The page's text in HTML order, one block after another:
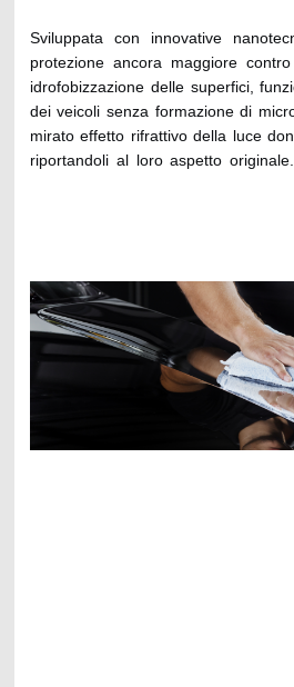
Sviluppata con innovative
protezione ancora maggiore
idrofobizzazione delle superfici,
dei veicoli senza formazione di
mirato effetto rifrattivo della luce
riportandoli al loro aspetto
liquido). L’impiego costante di
preservazione di tutti i
scolorimenti e degradazioni.Il suo
auto cabriolet per preservare nel
freddo, cera a caldo e a schiuma
Permette di ottenere risultati
dell’acqua e di complesse
all’introduzione nella formula di